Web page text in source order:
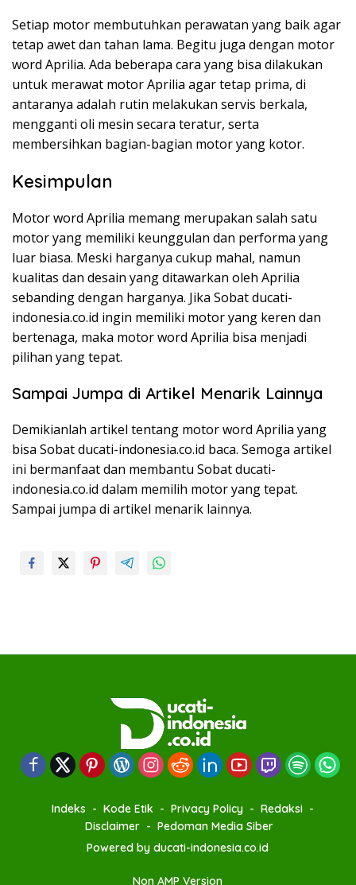
Setiap motor membutuhkan perawatan yang baik agar
tetap awet dan tahan lama. Begitu juga dengan motor
word Aprilia. Ada beberapa cara yang bisa dilakukan
untuk merawat motor Aprilia agar tetap prima, di
antaranya adalah rutin melakukan servis berkala,
mengganti oli mesin secara teratur, serta
membersihkan bagian-bagian motor yang kotor.
Kesimpulan
Motor word Aprilia memang merupakan salah satu
motor yang memiliki keunggulan dan performa yang
luar biasa. Meski harganya cukup mahal, namun
kualitas dan desain yang ditawarkan oleh Aprilia
sebanding dengan harganya. Jika Sobat ducati-
indonesia.co.id ingin memiliki motor yang keren dan
bertenaga, maka motor word Aprilia bisa menjadi
pilihan yang tepat.
Sampai Jumpa di Artikel Menarik Lainnya
Demikianlah artikel tentang motor word Aprilia yang
bisa Sobat ducati-indonesia.co.id baca. Semoga artikel
ini bermanfaat dan membantu Sobat ducati-
indonesia.co.id dalam memilih motor yang tepat.
Sampai jumpa di artikel menarik lainnya.
Indeks Kode Etik Privacy Policy
Redaksi
Disclaimer
Pedoman Media Siber
Powered by ducati-indonesia.co.id
Non AMP Version